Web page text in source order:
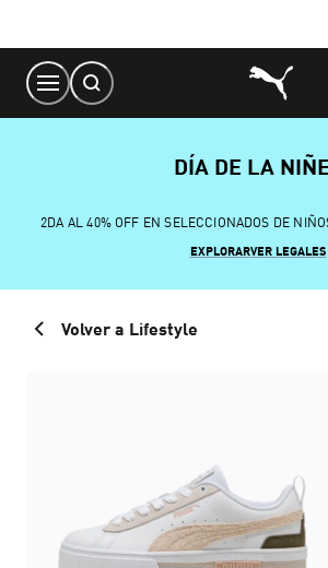
Content
DÍA DE LA
2DA AL 40% OFF EN SELECCIONADOS DE
EXPLORARVER LEGALES
Volver a Lifestyle